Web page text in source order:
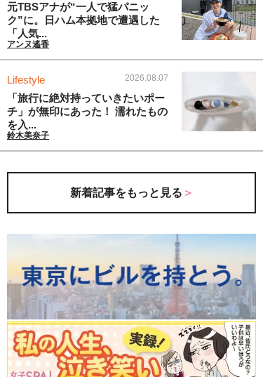
元TBSアナが“一人で猛パニッ
ク”に。日ハム本拠地で遭遇した
「人気...
アンヌ遙香
Lifestyle 2026.08.07
「旅行に絶対持っていきたいポー
チ」が無印にあった！ 濡れたもの
を入...
鈴木美奈子
新着記事をもっと見る